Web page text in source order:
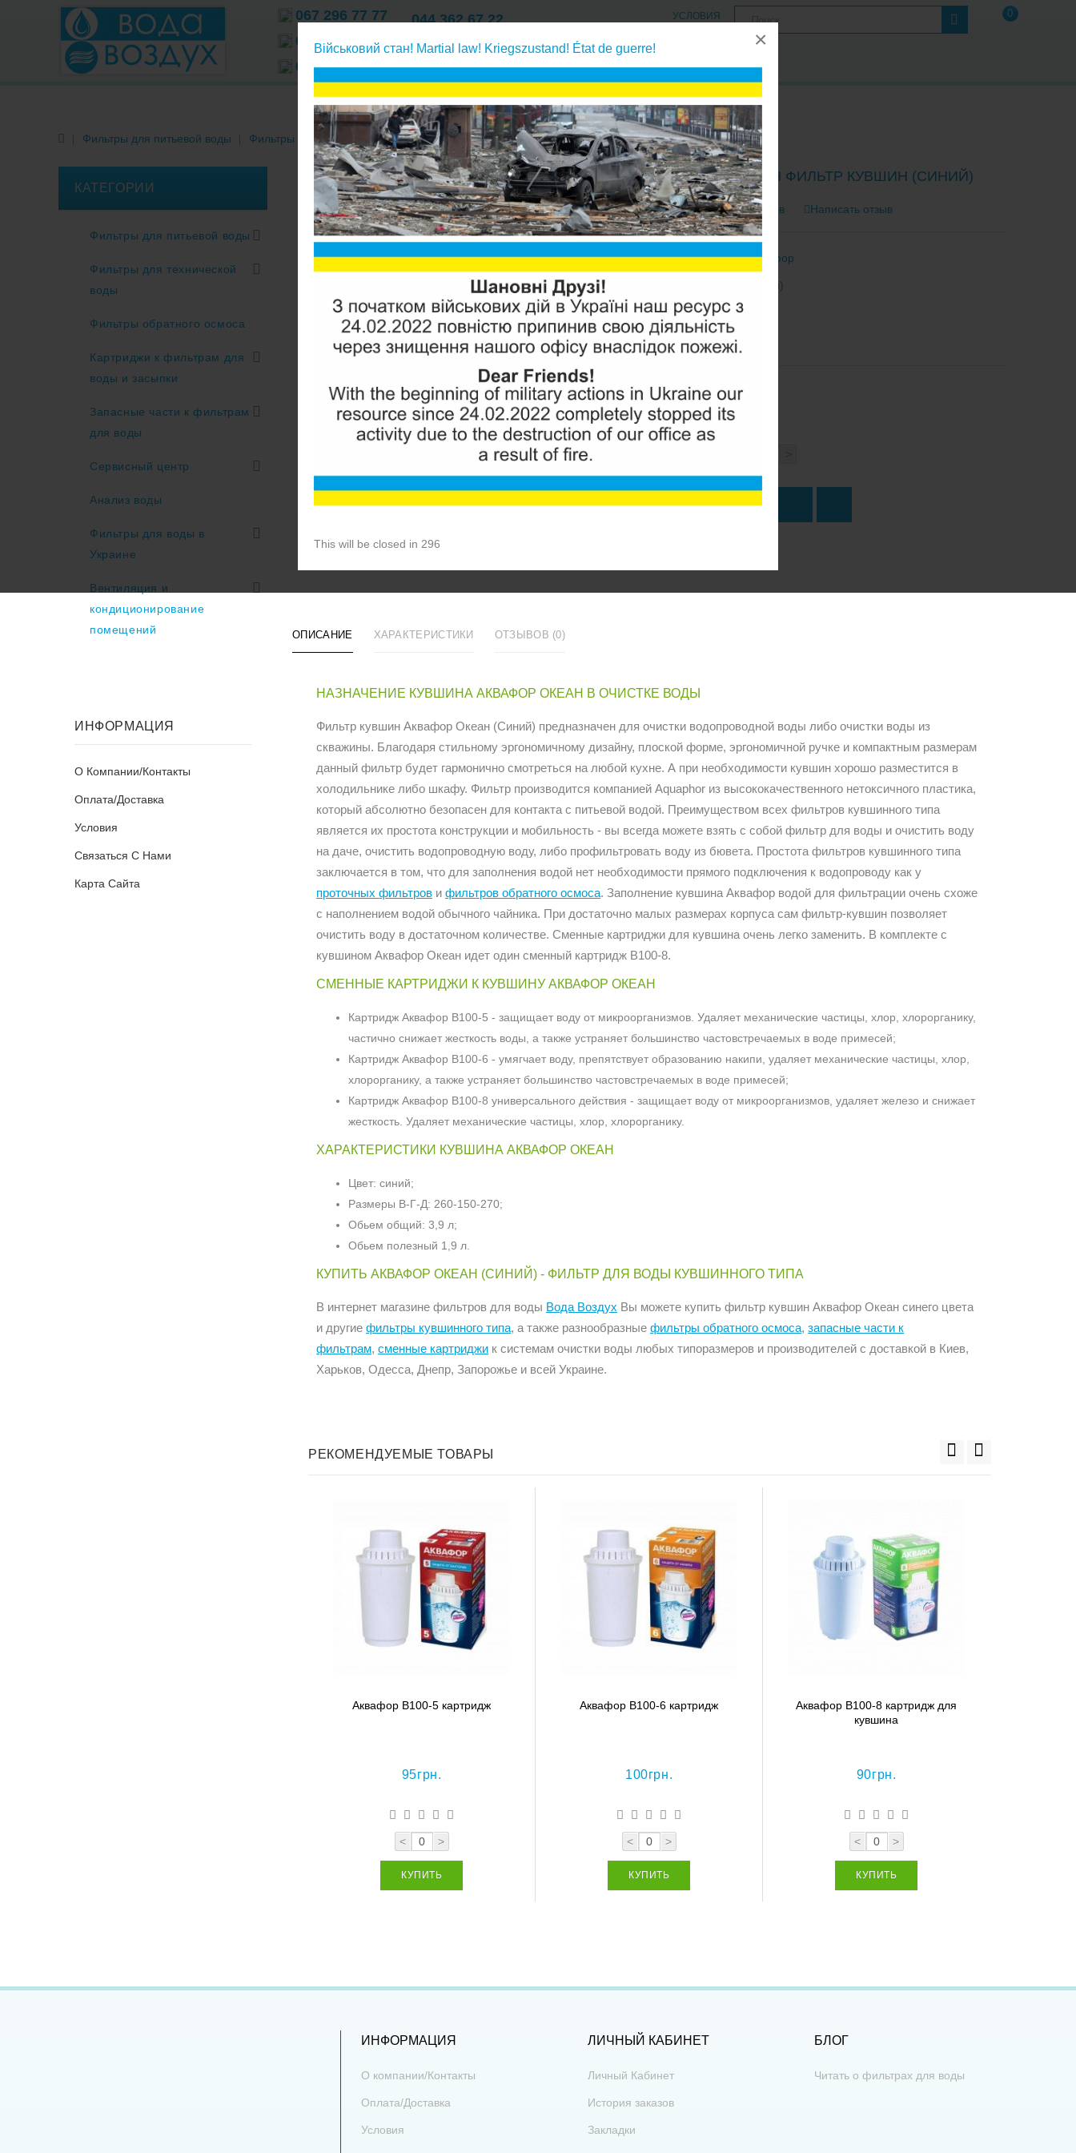
Військовий стан! Martial law! Kriegszustand! État de guerre!
This will be closed in 296
×
О КОМПАНИИ/КОНТАКТЫ
УСЛОВИЯ 0
067 296 77 77
066 296 77 77
063 296 77 77
044 362 67 22
057 762 67 22
Фильтры для питьевой воды Фильтры кувшинного типа Аквафор Океан фильтр кувшин (Синий)
КАТЕГОРИИ
Фильтры для питьевой воды
Фильтры для технической
воды
Фильтры обратного осмоса
Картриджи к фильтрам для
воды и засыпки
Запасные части к фильтрам
для воды
Сервисный центр
Анализ воды
Фильтры для воды в
Украине
Вентиляция и
кондиционирование
помещений
ИНФОРМАЦИЯ
О Компании/Контакты
Оплата/Доставка
Условия
Связаться С Нами
Карта Сайта
АКВАФОР ОКЕАН ФИЛЬТР КУВШИН (СИНИЙ)
0 отзывов Написать отзыв
Производитель:Аквафор
Наличие:2-3 Дня
190грн.
КУПИТЬ
ОПИСАНИЕ ХАРАКТЕРИСТИКИ ОТЗЫВОВ (0)
НАЗНАЧЕНИЕ КУВШИНА АКВАФОР ОКЕАН В ОЧИСТКЕ ВОДЫ
Фильтр кувшин Аквафор Океан (Синий) предназначен для очистки водопроводной воды либо очистки воды из
скважины. Благодаря стильному эргономичному дизайну, плоской форме, эргономичной ручке и компактным размерам
данный фильтр будет гармонично смотреться на любой кухне. А при необходимости кувшин хорошо разместится в
холодильнике либо шкафу. Фильтр производится компанией Aquaphor из высококачественного нетоксичного пластика,
который абсолютно безопасен для контакта с питьевой водой. Преимуществом всех фильтров кувшинного типа
является их простота конструкции и мобильность - вы всегда можете взять с собой фильтр для воды и очистить воду
на даче, очистить водопроводную воду, либо профильтровать воду из бювета. Простота фильтров кувшинного типа
заключается в том, что для заполнения водой нет необходимости прямого подключения к водопроводу как у
проточных фильтров ифильтров обратного осмоса. Заполнение кувшина Аквафор водой для фильтрации очень схоже
с наполнением водой обычного чайника. При достаточно малых размерах корпуса сам фильтр-кувшин позволяет
очистить воду в достаточном количестве. Сменные картриджи для кувшина очень легко заменить. В комплекте с
кувшином Аквафор Океан идет один сменный картридж В100-8.
СМЕННЫЕ КАРТРИДЖИ К КУВШИНУ АКВАФОР ОКЕАН
Картридж Аквафор В100-5 - защищает воду от микроорганизмов. Удаляет механические частицы, хлор, хлорорганику,
частично снижает жесткость воды, а также устраняет большинство частовстречаемых в воде примесей;
Картридж Аквафор В100-6 - умягчает воду, препятствует образованию накипи, удаляет механические частицы, хлор,
хлорорганику, а также устраняет большинство частовстречаемых в воде примесей;
Картридж Аквафор В100-8 универсального действия - защищает воду от микроорганизмов, удаляет железо и снижает
жесткость. Удаляет механические частицы, хлор, хлорорганику.
ХАРАКТЕРИСТИКИ КУВШИНА АКВАФОР ОКЕАН
Цвет: синий;
Размеры В-Г-Д: 260-150-270;
Обьем общий: 3,9 л;
Обьем полезный 1,9 л.
КУПИТЬ АКВАФОР ОКЕАН (СИНИЙ) - ФИЛЬТР ДЛЯ ВОДЫ КУВШИННОГО ТИПА
В интернет магазине фильтров для воды Вода Воздух Вы можете купить фильтр кувшин Аквафор Океан синего цвета
и другиефильтры кувшинного типа, а также разнообразныефильтры обратного осмоса,запасные части к
фильтрам,сменные картриджи к системам очистки воды любых типоразмеров и производителей с доставкой в Киев,
Харьков, Одесса, Днепр, Запорожье и всей Украине.
РЕКОМЕНДУЕМЫЕ ТОВАРЫ
Аквафор В100-5 картридж
95грн.
< >
КУПИТЬ
Аквафор В100-6 картридж
100грн.
< >
КУПИТЬ
Аквафор В100-8 картридж для
кувшина
90грн.
< >
КУПИТЬ
ИНФОРМАЦИЯ
О компании/Контакты
Оплата/Доставка
Условия
ЛИЧНЫЙ КАБИНЕТ
Личный Кабинет
История заказов
Закладки
БЛОГ
Читать о фильтрах для воды